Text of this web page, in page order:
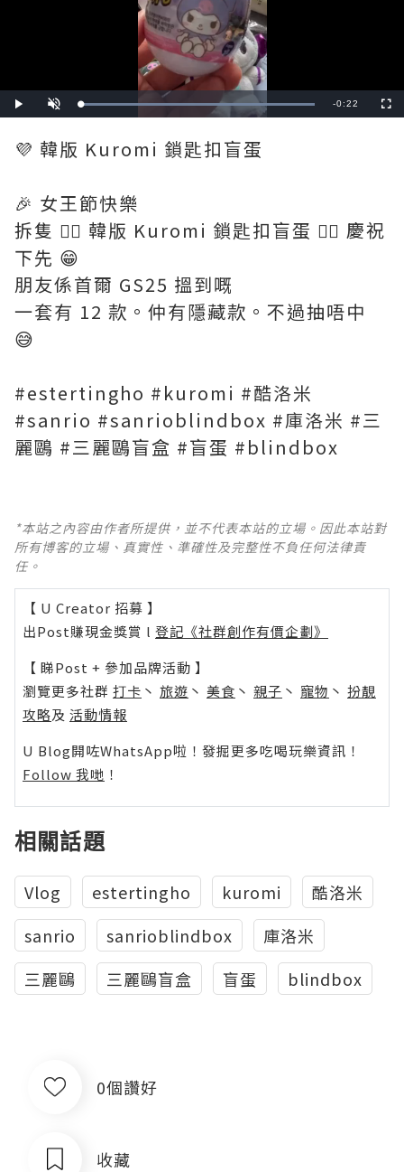
Play Unmute Loaded:
100.00%
Remaining
-0:22
💜 韓版 Kuromi 鎖匙扣盲蛋
🎉 女王節快樂
拆隻 👉🏻 韓版 Kuromi 鎖匙扣盲蛋 👈🏻 慶祝
下先 😁
朋友係首爾 GS25 搵到嘅
一套有 12 款。仲有隱藏款。不過抽唔中
😅
#estertingho #kuromi #酷洛米
#sanrio #sanrioblindbox #庫洛米 #三
麗鷗 #三麗鷗盲盒 #盲蛋 #blindbox
*本站之內容由作者所提供，並不代表本站的立場。因此本站對
所有博客的立場、真實性、準確性及完整性不負任何法律責
任。
【 U Creator 招募 】
出Post賺現金獎賞 l 登記《社群創作有價企劃》
【 睇Post + 參加品牌活動 】
瀏覽更多社群 打卡 丶 旅遊 丶 美食 丶 親子 丶 寵物 丶 扮靚
攻略及 活動情報
U Blog開咗WhatsApp啦！發掘更多吃喝玩樂資訊！
Follow 我哋 ！
相關話題
Vlog estertingho kuromi
酷洛米
sanrio
sanrioblindbox
庫洛米
三麗鷗
三麗鷗盲盒 盲蛋 blindbox
0個讚好
收藏